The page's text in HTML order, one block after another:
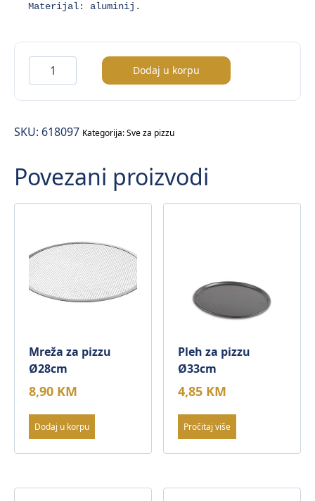
Materijal: aluminij.
Lopata
za
pizzu
Dodaj u korpu
SKU: 618097 Kategorija:Sve za pizzu
Povezani proizvodi
Mreža za pizzu
Ø28cm
8,90 KM
Dodaj u korpu
Pleh za pizzu
Ø33cm
4,85 KM
Pročitaj više